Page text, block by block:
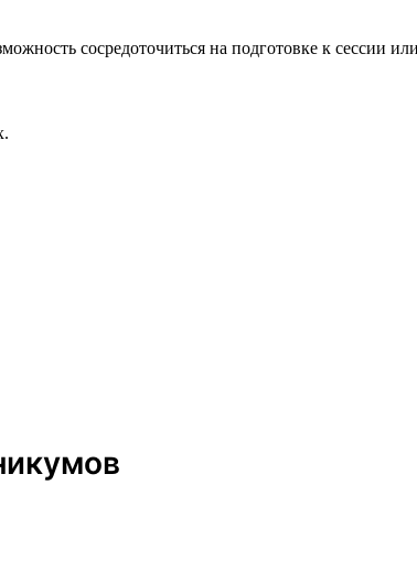
сосредоточиться на подготовке к сессии